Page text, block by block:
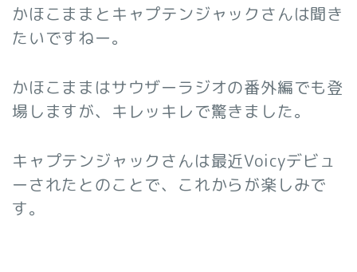
かほこままとキャプテンジャックさんは聞き
たいですねー。
かほこままはサウザーラジオの番外編でも登
場しますが、キレッキレで驚きました。
キャプテンジャックさんは最近Voicyデビュ
ーされたとのことで、これからが楽しみで
す。